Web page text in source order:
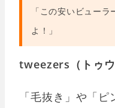
「この安いビュー
よ！」
tweezers（トゥウ
「毛抜き」や「